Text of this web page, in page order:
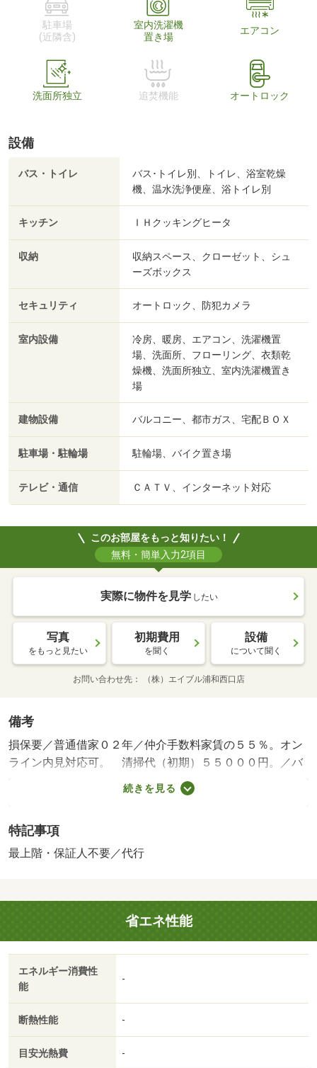
駐車場
(近隣含)
室内洗濯機
置き場
エアコン
洗面所独立 追焚機能 オートロック
設備
バス・トイレ
バス･トイレ別、トイレ、浴室乾燥
機、温水洗浄便座、浴トイレ別
キッチン ＩＨクッキングヒータ
収納
収納スペース、クローゼット、シュ
ーズボックス
セキュリティ オートロック、防犯カメラ
室内設備
冷房、暖房、エアコン、洗濯機置
場、洗面所、フローリング、衣類乾
燥機、洗面所独立、室内洗濯機置き
場
建物設備 バルコニー、都市ガス、宅配ＢＯＸ
駐車場・駐輪場 駐輪場、バイク置き場
テレビ・通信 ＣＡＴＶ、インターネット対応
このお部屋をもっと知りたい！
無料・簡単入力2項目
実際に物件を見学 したい
写真
をもっと見たい
初期費用
を聞く
設備
について聞く
お問い合わせ先 （株）エイブル浦和西口店
備考
損保要／普通借家０２年／仲介手数料家賃の５５％。オン
ライン内見対応可。 清掃代（初期）５５０００円。／バ
ストイレ別／バルコニー／エアコン／クロゼット／フロー
リング／浴室乾燥機／オートロック／室内洗濯置／シュー
輪場／宅配ボックス／ＣＡＴＶ／最上階／防犯カメラ／Ｉ
Ｈクッキングヒーター／保証人不要／単身者相談／バイク
礼金不要／ローソン（コンビニ）まで２００ｍ／クイーン
ズ伊勢丹（スーパー）まで３００ｍ／埼玉県信用金庫（銀
行）まで３００ｍ／キリン堂（ドラッグストア）まで３５
０ｍ／北浦和図書館（図書館）まで１９０ｍ
続きを見る
特記事項
最上階・保証人不要／代行
省エネ性能
エネルギー消費性
能
-
断熱性能 -
目安光熱費 -